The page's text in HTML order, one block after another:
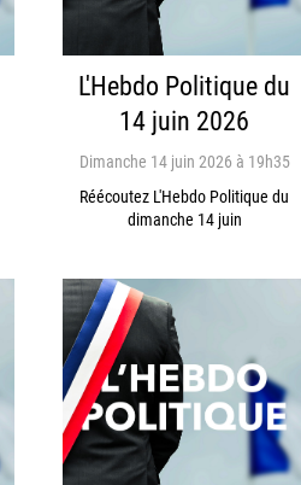
L'Hebdo Politique du
14 juin 2026
Dimanche 14 juin 2026 à 19h35
Réécoutez L'Hebdo Politique du
dimanche 14 juin